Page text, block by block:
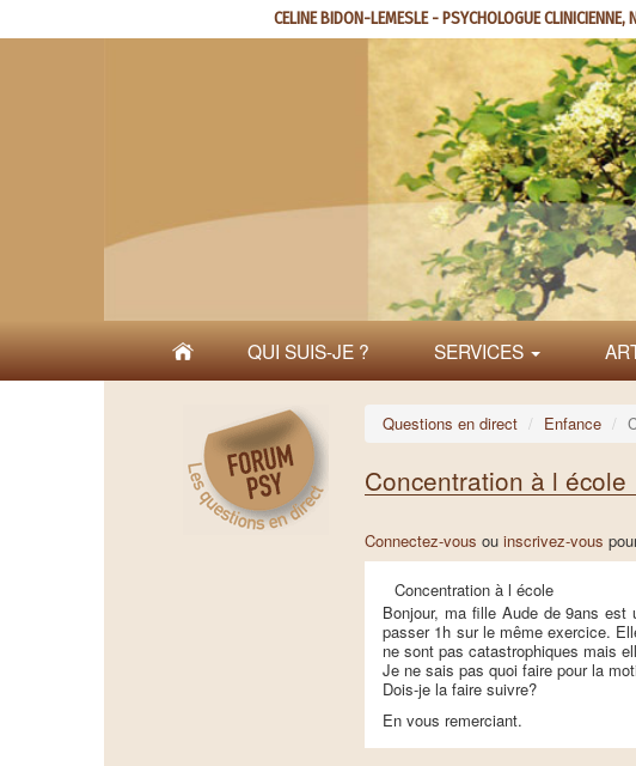
CELINE BIDON-LEMESLE - PSYCHOLOGUE CLINICIENNE,
QUI SUIS-JE ? SERVICES
Questions en direct Enfance
Concentration à l école
Connectez-vous ouinscrivez-vous
Concentration à l école
Bonjour, ma fille Aude de 9ans
passer 1h sur le même exercice.
ne sont pas catastrophiques mais
Je ne sais pas quoi faire pour la
Dois-je la faire suivre?
En vous remerciant.